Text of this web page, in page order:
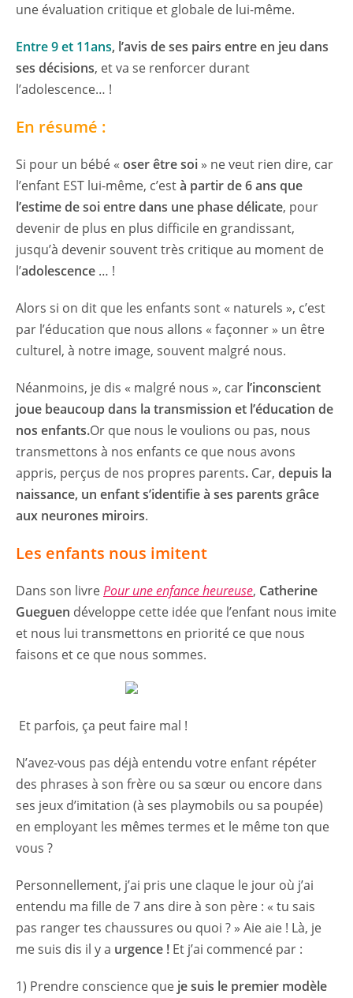
une évaluation critique et globale de lui-même.
Entre 9 et 11ans, l’avis de ses pairs entre en jeu dans
ses décisions, et va se renforcer durant
l’adolescence… !
En résumé :
Si pour un bébé « oser être soi » ne veut rien dire, car
l’enfant EST lui-même, c’està partir de 6 ans que
l’estime de soi entre dans une phase délicate, pour
devenir de plus en plus difficile en grandissant,
jusqu’à devenir souvent très critique au moment de
l’adolescence … !
Alors si on dit que les enfants sont « naturels », c’est
par l’éducation que nous allons « façonner » un être
culturel, à notre image, souvent malgré nous.
Néanmoins, je dis « malgré nous », car l’inconscient
joue beaucoup dans la transmission et l’éducation de
nos enfants.Or que nous le voulions ou pas, nous
transmettons à nos enfants ce que nous avons
appris, perçus de nos propres parents. Car, depuis la
naissance, un enfant s’identifie à ses parents grâce
aux neurones miroirs.
Les enfants nous imitent
Dans son livrePour une enfance heureuse, Catherine
Gueguen développe cette idée que l’enfant nous imite
et nous lui transmettons en priorité ce que nous
faisons et ce que nous sommes.
Et parfois, ça peut faire mal !
N’avez-vous pas déjà entendu votre enfant répéter
des phrases à son frère ou sa sœur ou encore dans
ses jeux d’imitation (à ses playmobils ou sa poupée)
en employant les mêmes termes et le même ton que
vous ?
Personnellement, j’ai pris une claque le jour où j’ai
entendu ma fille de 7 ans dire à son père : « tu sais
pas ranger tes chaussures ou quoi ? » Aie aie ! Là, je
me suis dis il y a urgence ! Et j’ai commencé par :
1) Prendre conscience que je suis le premier modèle